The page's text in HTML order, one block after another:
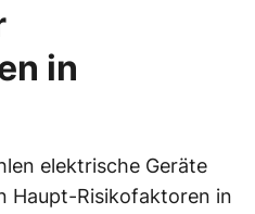
in
elektrische Geräte
Haupt-Risikofaktoren in